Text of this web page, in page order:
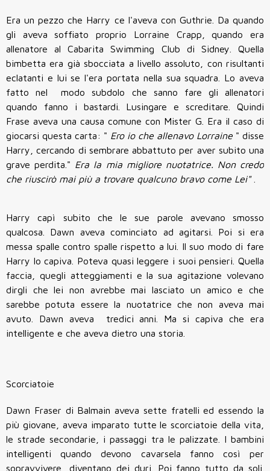
Era un pezzo che Harry ce l'aveva con Guthrie. Da quando
gli aveva soffiato proprio Lorraine Crapp, quando era
allenatore al Cabarita Swimming Club di Sidney. Quella
bimbetta era già sbocciata a livello assoluto, con risultanti
eclatanti e lui se l'era portata nella sua squadra. Lo aveva
fatto nel modo subdolo che sanno fare gli allenatori
quando fanno i bastardi. Lusingare e screditare. Quindi
Frase aveva una causa comune con Mister G. Era il caso di
giocarsi questa carta: " Ero io che allenavo Lorraine " disse
Harry, cercando di sembrare abbattuto per aver subito una
grave perdita." Era la mia migliore nuotatrice. Non credo
che riuscirò mai più a trovare qualcuno bravo come Lei"
Harry capì subito che le sue parole avevano smosso
qualcosa. Dawn aveva cominciato ad agitarsi. Poi si era
messa spalle contro spalle rispetto a lui. Il suo modo di fare
Harry lo capiva. Poteva quasi leggere i suoi pensieri. Quella
faccia, quegli atteggiamenti e la sua agitazione volevano
dirgli che lei non avrebbe mai lasciato un amico e che
sarebbe potuta essere la nuotatrice che non aveva mai
avuto. Dawn aveva tredici anni. Ma si capiva che era
intelligente e che aveva dietro una storia.
Scorciatoie
Dawn Fraser di Balmain aveva sette fratelli ed essendo la
più giovane, aveva imparato tutte le scorciatoie della vita,
le strade secondarie, i passaggi tra le palizzate. I bambini
intelligenti quando devono cavarsela fanno così per
sopravvivere, diventano dei duri. Poi fanno tutto da soli.